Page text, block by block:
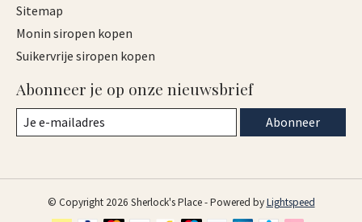
Sitemap
Monin siropen kopen
Suikervrije siropen kopen
Abonneer je op onze nieuwsbrief
Abonneer
© Copyright 2026 Sherlock's Place - Powered byLightspeed